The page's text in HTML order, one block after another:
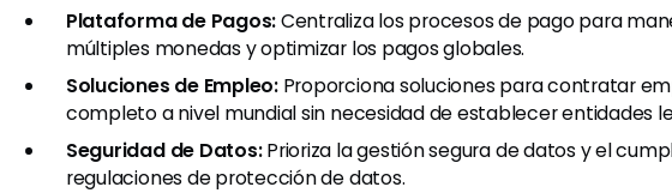
Plataforma de Pagos:Centraliza los procesos de pago para
múltiples monedas y optimizar los pagos globales.
Soluciones de Empleo:Proporciona soluciones para contratar
completo a nivel mundial sin necesidad de establecer entidades
Seguridad de Datos:Prioriza la gestión segura de datos y el
regulaciones de protección de datos.